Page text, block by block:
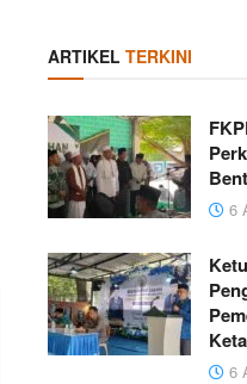
ARTIKEL TERKINI
6
6